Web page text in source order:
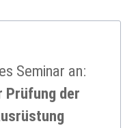
Seminar an:
Prü­fung der